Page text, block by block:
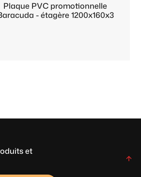
Plaque PVC promotionnelle
- étagère 1200x160x3
et